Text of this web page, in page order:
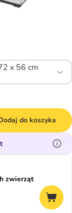
x 56 cm
do koszyka
zwierząt